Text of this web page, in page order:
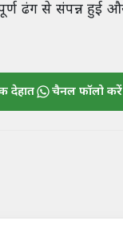
ढंग से संपन्न हुई
देहात चैनल फॉलो करें